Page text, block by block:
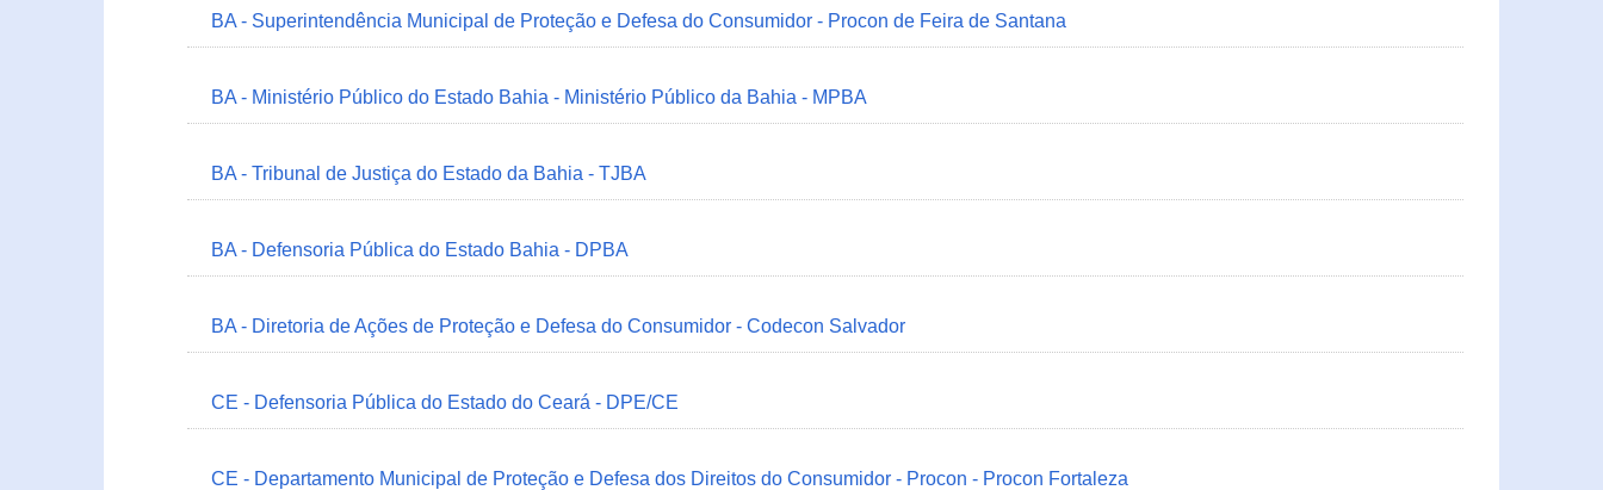
BA - Superintendência Municipal de Proteção e Defesa do Consumidor - Procon de Feira de Santana
BA - Ministério Público do Estado Bahia - Ministério Público da Bahia - MPBA
BA - Tribunal de Justiça do Estado da Bahia - TJBA
BA - Defensoria Pública do Estado Bahia - DPBA
BA - Diretoria de Ações de Proteção e Defesa do Consumidor - Codecon Salvador
CE - Defensoria Pública do Estado do Ceará - DPE/CE
CE - Departamento Municipal de Proteção e Defesa dos Direitos do Consumidor - Procon - Procon Fortaleza